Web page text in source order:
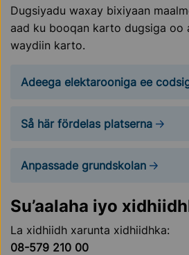
Dugsiyadu waxay bixiyaan
aad ku booqan karto dugsiga oo
waydiin karto.
Adeega elektarooniga ee
Så här fördelas platserna
Anpassade grundskolan
Su’aalaha iyo
La xidhiidh xarunta xidhiidhka:
08-579 210 00